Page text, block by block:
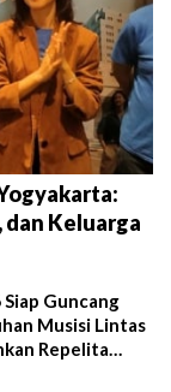
Keluarga
Guncang
Musisi Lintas
Repelita